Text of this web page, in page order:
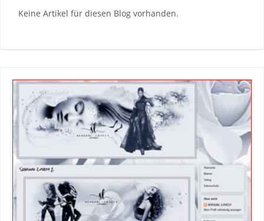
Keine Artikel für diesen Blog vorhanden.